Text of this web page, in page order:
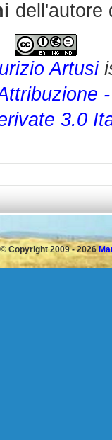
dell'autore
Artusi
3.0
© Copyright 2009 - 2026